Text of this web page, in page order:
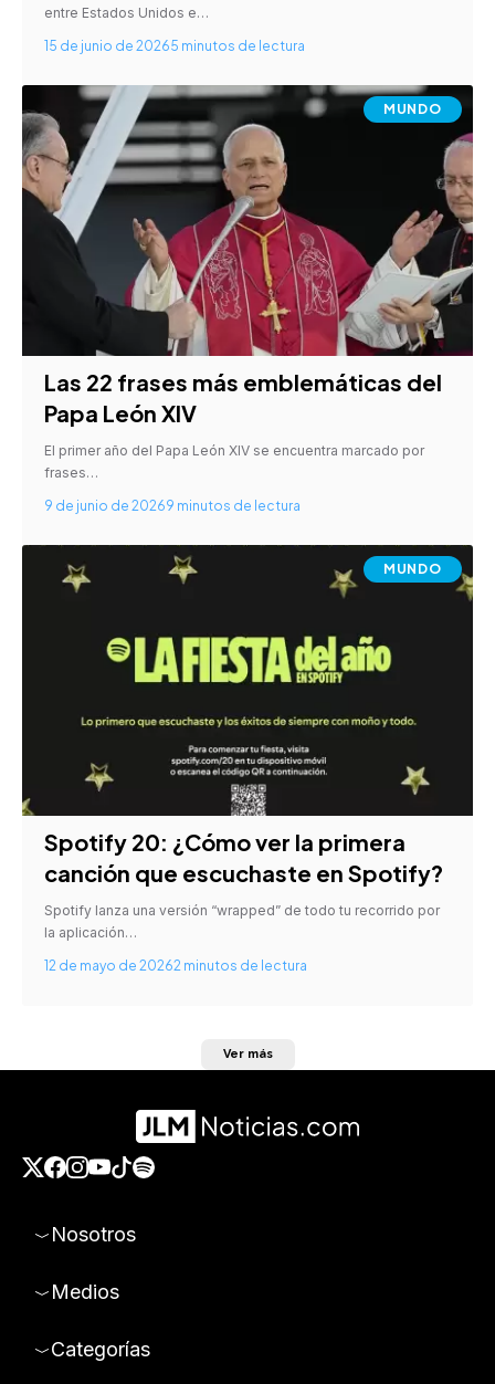
entre Estados Unidos e…
15 de junio de 20265 minutos de lectura
MUNDO
Las 22 frases más emblemáticas del
Papa León XIV
El primer año del Papa León XIV se encuentra marcado por
frases…
9 de junio de 20269 minutos de lectura
MUNDO
Spotify 20: ¿Cómo ver la primera
canción que escuchaste en Spotify?
Spotify lanza una versión “wrapped” de todo tu recorrido por
la aplicación…
12 de mayo de 20262 minutos de lectura
Ver más
Nosotros
Medios
Categorías